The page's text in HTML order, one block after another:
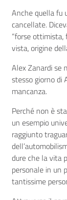
Anche quella fu
cancellate.
“forse ottimista,
vista, origine
Alex Zanardi se
stesso giorno di
mancanza.
Perché non è
un esempio
raggiunto
dure che la vita
personale in un
tantissime